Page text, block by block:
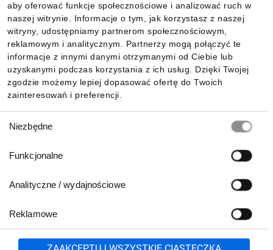
aby oferować funkcje społecznościowe i analizować ruch w
naszej witrynie. Informacje o tym, jak korzystasz z naszej
witryny, udostępniamy partnerom społecznościowym,
reklamowym i analitycznym. Partnerzy mogą połączyć te
informacje z innymi danymi otrzymanymi od Ciebie lub
uzyskanymi podczas korzystania z ich usług. Dzięki Twojej
zgodzie możemy lepiej dopasować ofertę do Twoich
zainteresowań i preferencji.
zgody
Niezbędne
Funkcjonalne
Analityczne / wydajnościowe
Reklamowe
Informacje
Pobierz naszą aplikację mobilną:
801 500 700 lub 71 37 61 600